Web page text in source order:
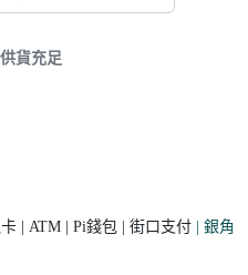
供貨充足
| ATM | Pi錢包 | 街口支付
| 銀角